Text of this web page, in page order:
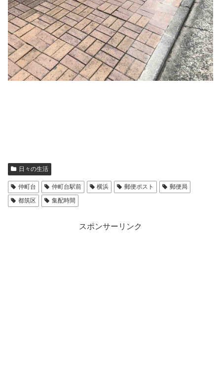
日々の生活
仲町台 仲町台駅前 横浜 郵便ポスト
郵便局
都筑区
集配時間
スポンサーリンク